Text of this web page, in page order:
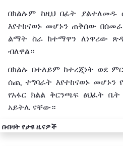
በክልሉም ከዚህ በፊት ያልተለመዱ
እየተከናወኑ መሆኑን ጠቅሰው በሰመራ
ልማት
ስራ ከተማዋን ለነዋሪው
ብለዋል።
በክልሉ በተለይም ከተረጂነት ወደ
ሰጪ
ተግባራት እየተከናወኑ መሆኑን
የአፋር ክልል ቅርንጫፍ ፅህፈት ቤት
አይትሌ ናቸው።
በብዛት የታዩ ዜናዎች